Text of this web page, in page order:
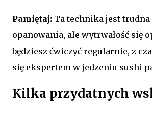
Pamiętaj: Ta technika jest trudna
opanowania, ale wytrwałość się
będziesz ćwiczyć regularnie, z
się ekspertem w jedzeniu sushi
Kilka przydatnych